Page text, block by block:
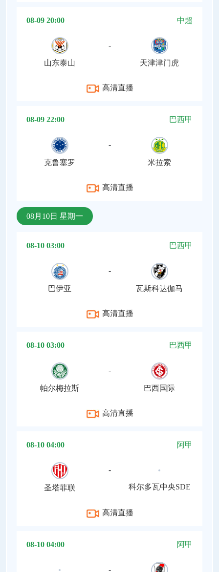
08-09 20:00 中超
山东泰山
-
天津津门虎
高清直播
08-09 22:00 巴西甲
克鲁塞罗
-
米拉索
高清直播
08月10日 星期一
08-10 03:00 巴西甲
巴伊亚
-
瓦斯科达伽马
高清直播
08-10 03:00 巴西甲
帕尔梅拉斯
-
巴西国际
高清直播
08-10 04:00 阿甲
圣塔菲联
-
科尔多瓦中央SDE
高清直播
08-10 04:00 阿甲
-